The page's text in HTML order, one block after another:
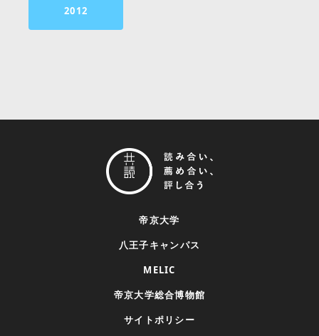
2012
帝京大学
八王子キャンパス
MELIC
帝京大学総合博物館
サイトポリシー